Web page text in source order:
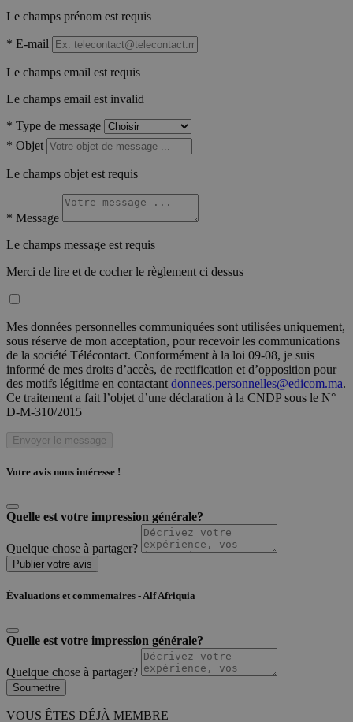
Le champs prénom est requis
* E-mail
Le champs email est requis
Le champs email est invalid
* Type de message
* Objet
Le champs objet est requis
* Message
Le champs message est requis
Merci de lire et de cocher le règlement ci dessus
Mes données personnelles communiquées sont utilisées uniquement,
sous réserve de mon acceptation, pour recevoir les communications
de la société Télécontact. Conformément à la loi 09-08, je suis
informé de mes droits d’accès, de rectification et d’opposition pour
des motifs légitime en contactant donnees.personnelles@edicom.ma.
Ce traitement a fait l’objet d’une déclaration à la CNDP sous le N°
D-M-310/2015
Envoyer le message
Votre avis nous intéresse !
Quelle est votre impression générale?
Quelque chose à partager?
Publier votre avis
Évaluations et commentaires - Alf Afriquia
Quelle est votre impression générale?
Quelque chose à partager?
Soumettre
VOUS ÊTES DÉJÀ MEMBRE